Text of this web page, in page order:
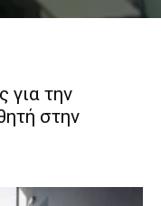
για την
στην